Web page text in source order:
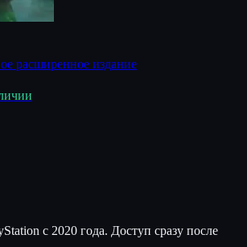
расширенное издание
с 2020 года. Доступ сразу после